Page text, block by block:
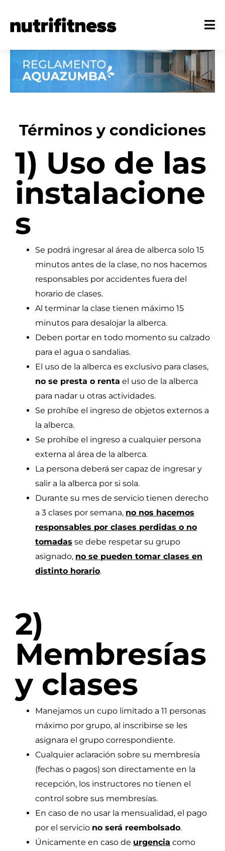
Términos y condiciones
1) Uso de las
instalacione
s
Se podrá ingresar al área de alberca solo 15
minutos antes de la clase, no nos hacemos
responsables por accidentes fuera del
horario de clases.
Al terminar la clase tienen máximo 15
minutos para desalojar la alberca.
Deben portar en todo momento su calzado
para el agua o sandalias.
El uso de la alberca es exclusivo para clases,
no se presta o renta el uso de la alberca
para nadar u otras actividades.
Se prohíbe el ingreso de objetos externos a
la alberca.
Se prohíbe el ingreso a cualquier persona
externa al área de la alberca.
La persona deberá ser capaz de ingresar y
salir a la alberca por si sola.
Durante su mes de servicio tienen derecho
a 3 clases por semana, no nos hacemos
responsables por clases perdidas o no
tomadas se debe respetar su grupo
asignado, no se pueden tomar clases en
distinto horario.
2)
Membresías
y clases
Manejamos un cupo limitado a 11 personas
máximo por grupo, al inscribirse se les
asignara el grupo correspondiente.
Cualquier aclaración sobre su membresía
(fechas o pagos) son directamente en la
recepción, los instructores no tienen el
control sobre sus membresías.
En caso de no usar la mensualidad, el pago
por el servicio no será reembolsado.
Únicamente en caso de urgencia como